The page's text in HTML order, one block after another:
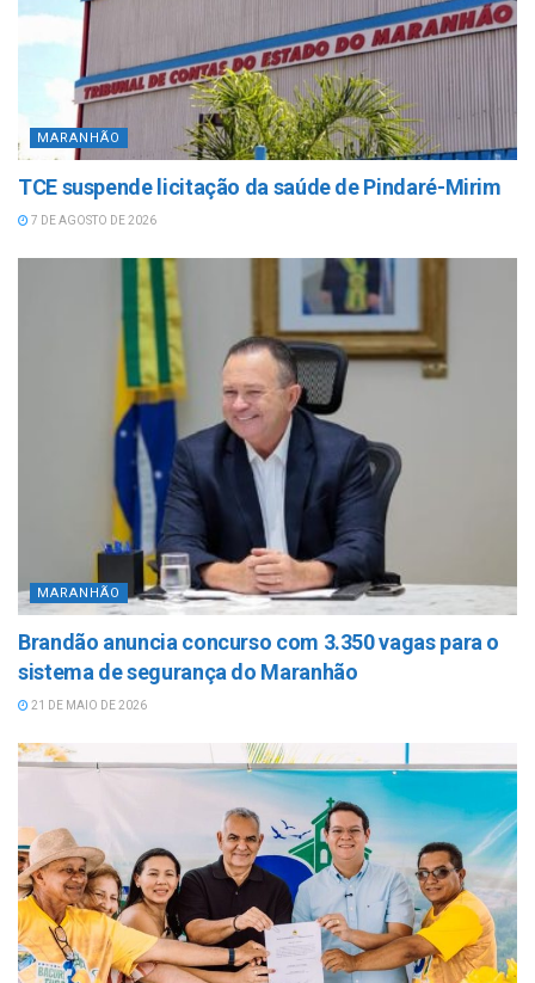
MARANHÃO
TCE suspende licitação da saúde de Pindaré-Mirim
7 DE AGOSTO DE 2026
MARANHÃO
Brandão anuncia concurso com 3.350 vagas para o
sistema de segurança do Maranhão
21 DE MAIO DE 2026